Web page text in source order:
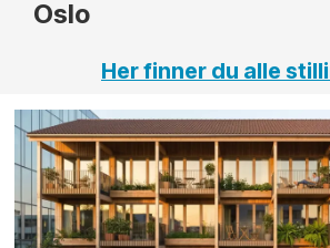
Her finner du alle